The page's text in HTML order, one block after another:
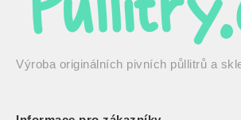
Výroba originálních pivních půllitrů a